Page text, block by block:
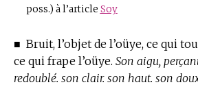
poss.) à l’article Soy
■ Bruit, l’objet de l’oüye, ce qui
ce qui frape l’oüye. Son aigu,
redoublé. son clair. son haut. son